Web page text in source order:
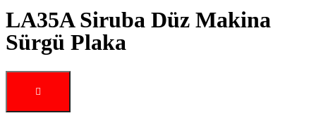
LA35A Siruba Düz Makina
Sürgü Plaka